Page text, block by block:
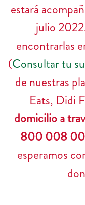
estará
julio
encontrarlas
(Consultar tu
de nuestras
Eats, Didi
domicilio a
800 008
esperamos